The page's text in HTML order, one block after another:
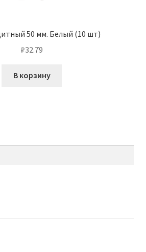
50 мм. Белый (10 шт)
₽32.79
В корзину